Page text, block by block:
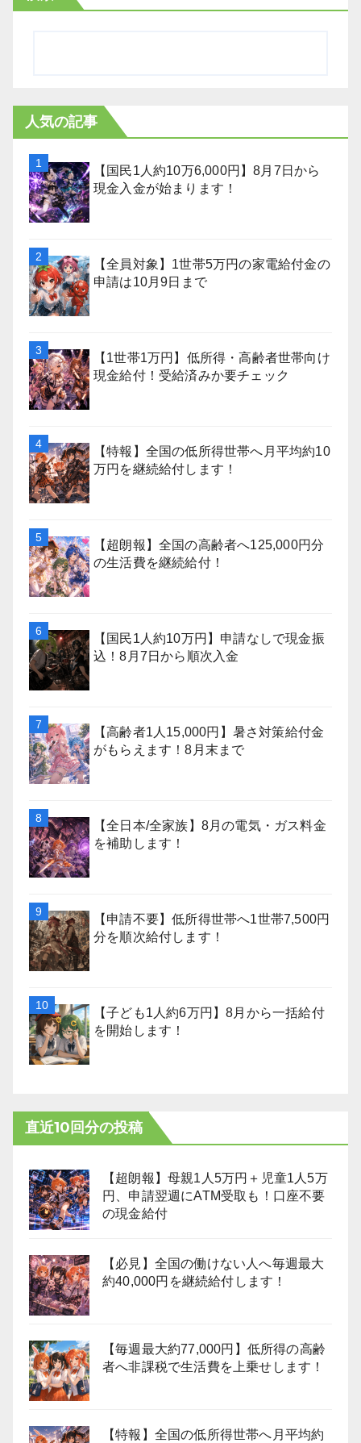
人気の記事
【国民1人約10万6,000円】8月7日から
現金入金が始まります！
【全員対象】1世帯5万円の家電給付金の
申請は10月9日まで
【1世帯1万円】低所得・高齢者世帯向け
現金給付！受給済みか要チェック
【特報】全国の低所得世帯へ月平均約10
万円を継続給付します！
【超朗報】全国の高齢者へ125,000円分
の生活費を継続給付！
【国民1人約10万円】申請なしで現金振
込！8月7日から順次入金
【高齢者1人15,000円】暑さ対策給付金
がもらえます！8月末まで
【全日本/全家族】8月の電気・ガス料金
を補助します！
【申請不要】低所得世帯へ1世帯7,500円
分を順次給付します！
【子ども1人約6万円】8月から一括給付
を開始します！
直近10回分の投稿
【超朗報】母親1人5万円＋児童1人5万
円、申請翌週にATM受取も！口座不要
の現金給付
【必見】全国の働けない人へ毎週最大
約40,000円を継続給付します！
【毎週最大約77,000円】低所得の高齢
者へ非課税で生活費を上乗せします！
【特報】全国の低所得世帯へ月平均約